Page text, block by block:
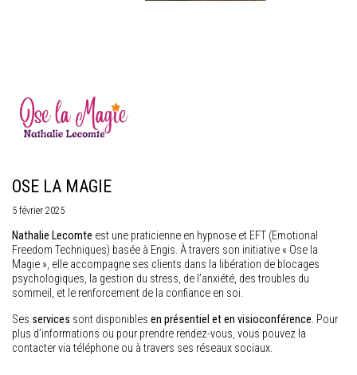
OSE LA MAGIE
5 février 2025
Nathalie Lecomte est une praticienne en hypnose et EFT (Emotional
Freedom Techniques) basée à Engis. À travers son initiative « Ose la
Magie », elle accompagne ses clients dans la libération de blocages
psychologiques, la gestion du stress, de l’anxiété, des troubles du
sommeil, et le renforcement de la confiance en soi.
Ses services sont disponibles en présentiel et en visioconférence. Pour
plus d’informations ou pour prendre rendez-vous, vous pouvez la
contacter via téléphone ou à travers ses réseaux sociaux.